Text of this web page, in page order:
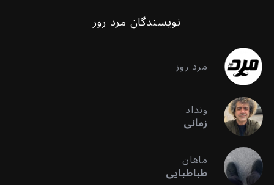
نویسندگان مرد روز
مرد روز
ونداد
زمانی
ماهان
طباطبایی